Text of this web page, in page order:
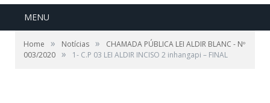
MENU
Home » Notícias »
CHAMADA PÚBLICA LEI ALDIR BLANC - Nº
003/2020 » 1- C.P 03 LEI ALDIR INCISO 2 inhangapi – FINAL